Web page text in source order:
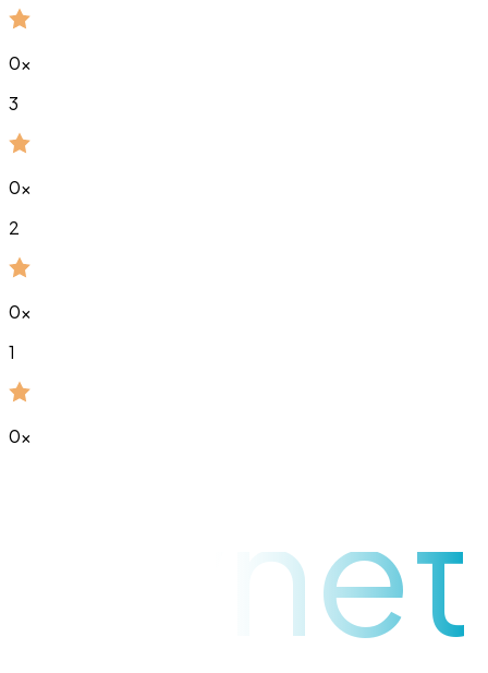
0x
3
0x
2
0x
1
0x
raynet